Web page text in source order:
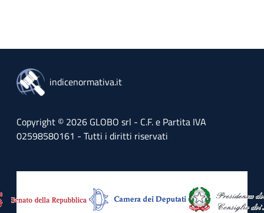
indicenormativa.it
Copyright © 2026 GLOBO srl - C.F. e Partita IVA
02598580161 - Tutti i diritti riservati